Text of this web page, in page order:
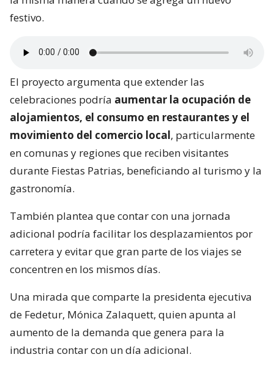
festivo.
El proyecto argumenta que extender las
celebraciones podría aumentar la ocupación de
alojamientos, el consumo en restaurantes y el
movimiento del comercio local, particularmente
en comunas y regiones que reciben visitantes
durante Fiestas Patrias, beneficiando al turismo y la
gastronomía.
También plantea que contar con una jornada
adicional podría facilitar los desplazamientos por
carretera y evitar que gran parte de los viajes se
concentren en los mismos días.
Una mirada que comparte la presidenta ejecutiva
de Fedetur, Mónica Zalaquett, quien apunta al
aumento de la demanda que genera para la
industria contar con un día adicional.